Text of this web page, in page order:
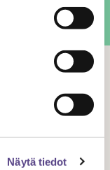
Näytä tiedot